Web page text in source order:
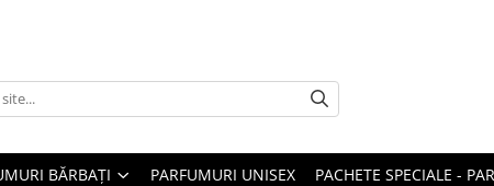
BĂRBAȚI PARFUMURI UNISEX PACHETE SPECIALE -